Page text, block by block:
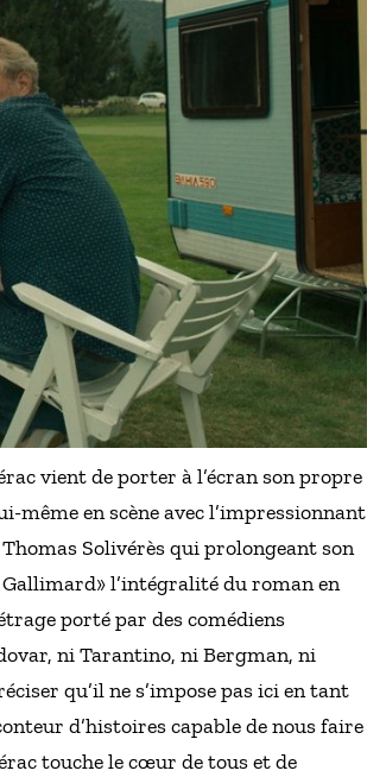
vient de porter à l’écran son propre
même en scène avec l’impressionnant
Solivérès qui prolongeant son
l’intégralité du roman en
porté par des comédiens
ni Tarantino, ni Bergman, ni
qu’il ne s’impose pas ici en tant
d’histoires capable de nous faire
touche le cœur de tous et de